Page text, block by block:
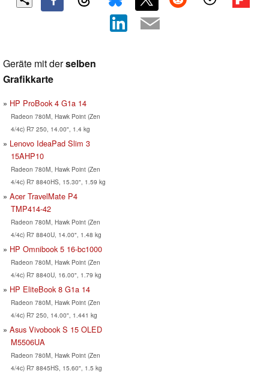
Geräte mit derselben
Grafikkarte
HP ProBook 4 G1a 14
Radeon 780M, Hawk Point (Zen
4/4c) R7 250, 14.00", 1.4 kg
Lenovo IdeaPad Slim 3
15AHP10
Radeon 780M, Hawk Point (Zen
4/4c) R7 8840HS, 15.30", 1.59 kg
Acer TravelMate P4
TMP414-42
Radeon 780M, Hawk Point (Zen
4/4c) R7 8840U, 14.00", 1.48 kg
HP Omnibook 5 16-bc1000
Radeon 780M, Hawk Point (Zen
4/4c) R7 8840U, 16.00", 1.79 kg
HP EliteBook 8 G1a 14
Radeon 780M, Hawk Point (Zen
4/4c) R7 250, 14.00", 1.441 kg
Asus Vivobook S 15 OLED
M5506UA
Radeon 780M, Hawk Point (Zen
4/4c) R7 8845HS, 15.60", 1.5 kg